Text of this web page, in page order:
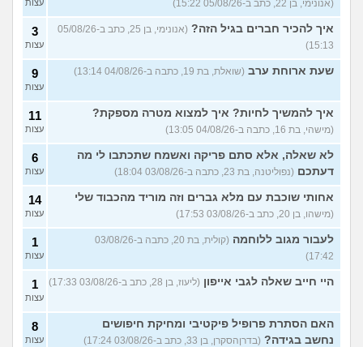
עוד שאלות חדשות במדור
(אנונימי, בן 22, כתב ב-05/08/26 15:22) עצות
איך להכיר חברים בגיל הזה?
(אנונימי, בן 25, כתב ב-05/08/26
15:13)
3
עצות
שעת ארוחת ערב (שואלת, בת 19, כתבה ב-04/08/26 13:14) 9
עצות
איך להמשיך לחיות? איך למצוא מטרה מספקת?
(מישהי, בת 16, כתבה ב-04/08/26 13:05)
11
עצות
לא שאלה, אלא סתם פריקה ואשמח שתכתבו לי מה
דעתכם (נפוליטנה, בת 23, כתבה ב-03/08/26 18:04)
6
עצות
אחותי שוכבת עם מלא גברים וזה מוריד מהכבוד שלי
(מישהו, בן 20, כתב ב-03/08/26 17:53)
14
עצות
לעבור מגוב ללוחמה
(קולית, בת 20, כתבה ב-03/08/26
17:42)
1
עצות
היי חייב שאלה לגבי אייפון (ליעוז, בן 28, כתב ב-03/08/26 17:33) 1
עצות
האם הסתרת פרופיל פיקטיבי ומחיקת חיפושים
נחשב בגידה? (בדרןהסקרן, בן 33, כתב ב-03/08/26 17:24)
8
עצות